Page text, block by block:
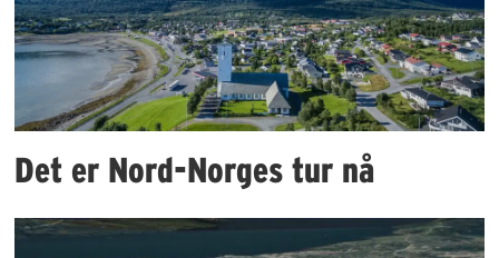
Det er Nord-Norges tur nå